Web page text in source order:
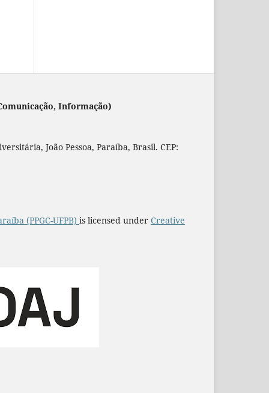
Informação)
João Pessoa, Paraíba, Brasil. CEP:
(PPGC-UFPB) is licensed under Creative